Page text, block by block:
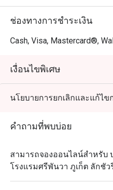
ช่องทางการชำระเงิน
Cash, Visa, Mastercard®,
เงื่อนไขพิเศษ
นโยบายการยกเลิกและแก้ไข
คำถามที่พบบ่อย
สามารถจองออนไลน์สำหรับ
โรงแรมศรีพันวา ภูเก็ต ลักชั